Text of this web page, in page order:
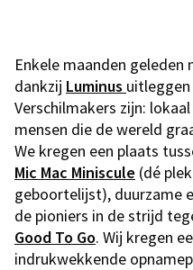
Enkele maanden geleden
dankzij Luminus
Verschilmakers zijn:
mensen die de wereld
We kregen een plaats
Mic Mac Miniscule (dé
geboortelijst), duurzame
de pioniers in de strijd
Good To Go. Wij kregen
indrukwekkende